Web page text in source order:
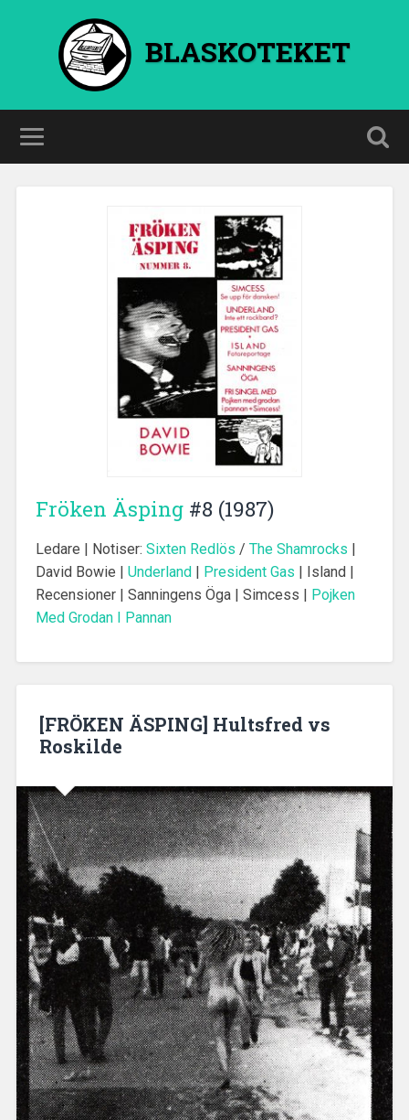
BLASKOTEKET
Fröken Äsping#8 (1987)
Ledare | Notiser: Sixten Redlös / The Shamrocks |
David Bowie | Underland| President Gas | Island |
Recensioner | Sanningens Öga | Simcess | Pojken
Med Grodan I Pannan
[FRÖKEN ÄSPING] Hultsfred vs
Roskilde